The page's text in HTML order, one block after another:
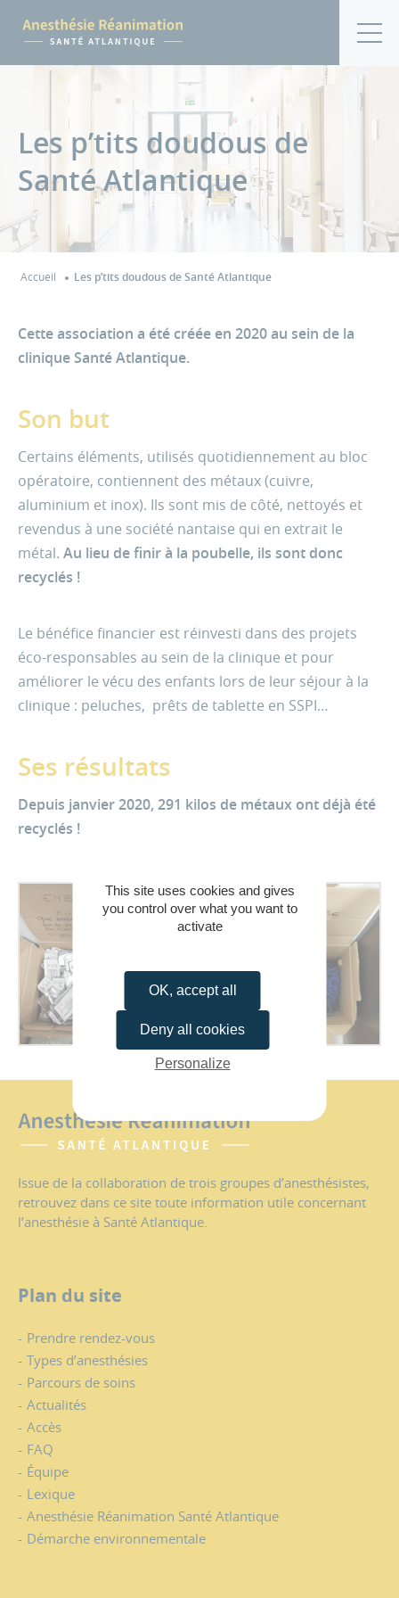
Les p’tits doudous de
Santé Atlantique
Accueil Les p’tits doudous de Santé Atlantique
Cette association a été créée en 2020 au sein de la
clinique Santé Atlantique.
Son but
Certains éléments, utilisés quotidiennement au bloc
opératoire, contiennent des métaux (cuivre,
aluminium et inox). Ils sont mis de côté, nettoyés et
revendus à une société nantaise qui en extrait le
métal. Au lieu de finir à la poubelle, ils sont donc
recyclés !
Le bénéfice financier est réinvesti dans des projets
éco-responsables au sein de la clinique et pour
améliorer le vécu des enfants lors de leur séjour à la
clinique : peluches, prêts de tablette en SSPI…
Ses résultats
Depuis janvier 2020, 291 kilos de métaux ont déjà été
recyclés !
Issue de la collaboration de trois groupes d’anesthésistes,
retrouvez dans ce site toute information utile concernant
l’anesthésie à Santé Atlantique.
Plan du site
Prendre rendez-vous
Types d’anesthésies
Parcours de soins
Actualités
Accès
FAQ
Équipe
Lexique
Anesthésie Réanimation Santé Atlantique
Démarche environnementale
This site uses cookies and gives
you control over what you want to
activate
OK, accept all
Deny all cookies
Personalize